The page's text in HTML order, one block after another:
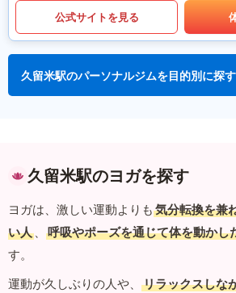
公式サイトを見る
久留米駅のパーソナルジムを目的別に探す
久留米駅のヨガを探す
ヨガは、激しい運動よりも 気分転換を兼
い人 、 呼吸やポーズを通じて体を動かし
す。
運動が久しぶりの人や、
リラックスしな